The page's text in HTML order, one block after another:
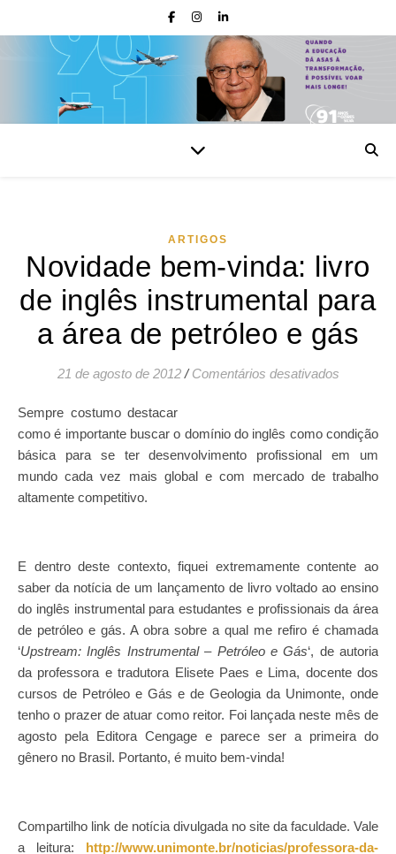
ARTIGOS
Novidade bem-vinda: livro
de inglês instrumental para
a área de petróleo e gás
21 de agosto de 2012 / Comentários desativadosem
Sempre costumo destacar
como é importante buscar o domínio do inglês como condição
básica para se ter desenvolvimento profissional em um
mundo cada vez mais global e com mercado de trabalho
altamente competitivo.
E dentro deste contexto, fiquei extremamente contente ao
saber da notícia de um lançamento de livro voltado ao ensino
do inglês instrumental para estudantes e profissionais da área
de petróleo e gás. A obra sobre a qual me refiro é chamada
‘Upstream: Inglês Instrumental – Petróleo e Gás‘, de autoria
da professora e tradutora Elisete Paes e Lima, docente dos
cursos de Petróleo e Gás e de Geologia da Unimonte, onde
tenho o prazer de atuar como reitor. Foi lançada neste mês de
agosto pela Editora Cengage e parece ser a primeira do
gênero no Brasil. Portanto, é muito bem-vinda!
Compartilho link de notícia divulgada no site da faculdade. Vale
a leitura: http://www.unimonte.br/noticias/professora-da-